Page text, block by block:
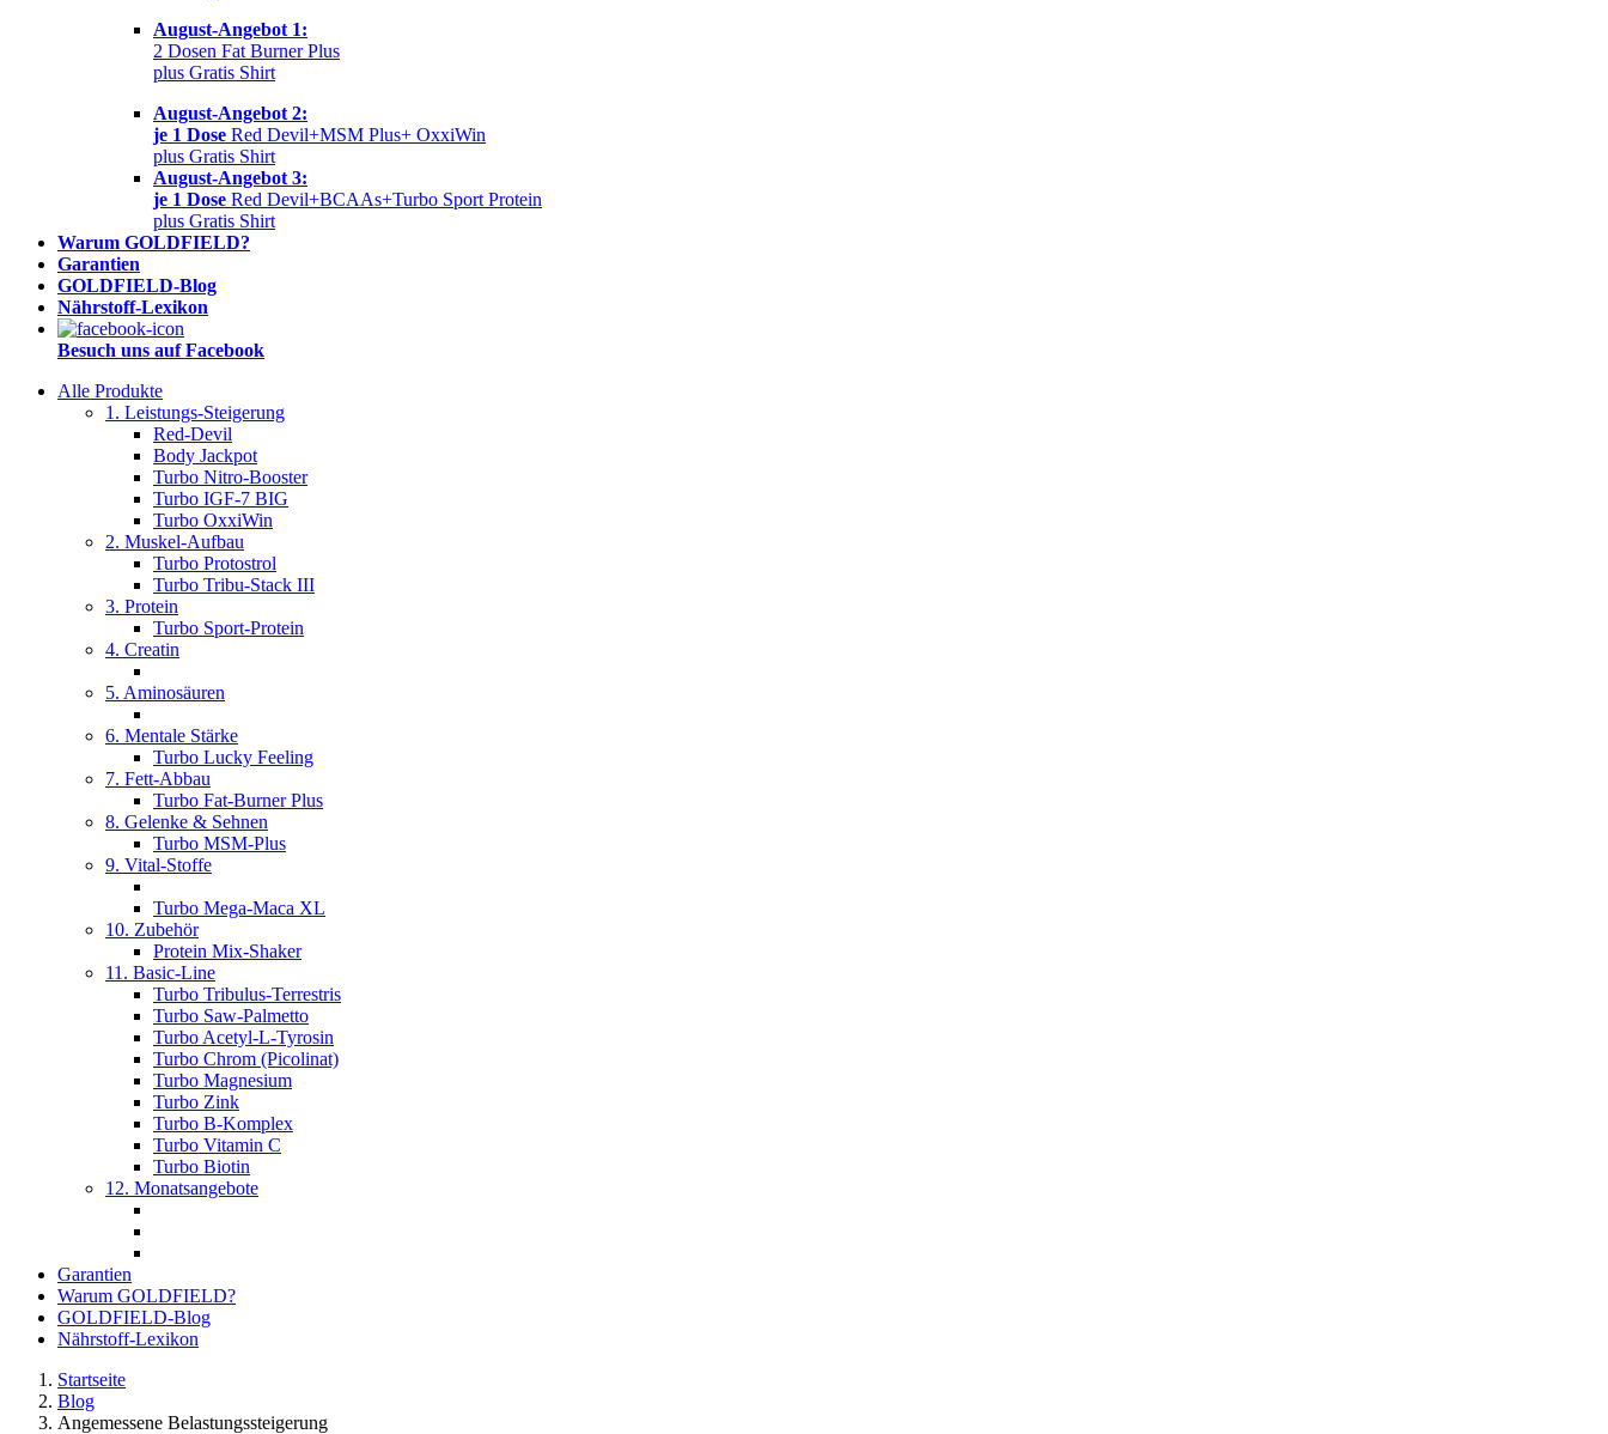
August-Angebot 1:
2 Dosen Fat Burner Plus
plus Gratis Shirt
August-Angebot 2:
je 1 Dose Red Devil+MSM Plus+ OxxiWin
plus Gratis Shirt
August-Angebot 3:
je 1 Dose Red Devil+BCAAs+Turbo Sport Protein
plus Gratis Shirt
Warum GOLDFIELD?
Garantien
GOLDFIELD-Blog
Nährstoff-Lexikon
Besuch uns auf Facebook
Alle Produkte
1. Leistungs-Steigerung
Red-Devil
Body Jackpot
Turbo Nitro-Booster
Turbo IGF-7 BIG
Turbo OxxiWin
2. Muskel-Aufbau
Turbo Protostrol
Turbo Tribu-Stack III
3. Protein
Turbo Sport-Protein
4. Creatin
5. Aminosäuren
6. Mentale Stärke
Turbo Lucky Feeling
7. Fett-Abbau
Turbo Fat-Burner Plus
8. Gelenke & Sehnen
Turbo MSM-Plus
9. Vital-Stoffe
Turbo Mega-Maca XL
10. Zubehör
Protein Mix-Shaker
11. Basic-Line
Turbo Tribulus-Terrestris
Turbo Saw-Palmetto
Turbo Acetyl-L-Tyrosin
Turbo Chrom (Picolinat)
Turbo Magnesium
Turbo Zink
Turbo B-Komplex
Turbo Vitamin C
Turbo Biotin
12. Monatsangebote
Garantien
Warum GOLDFIELD?
GOLDFIELD-Blog
Nährstoff-Lexikon
Startseite
Blog
Angemessene Belastungssteigerung